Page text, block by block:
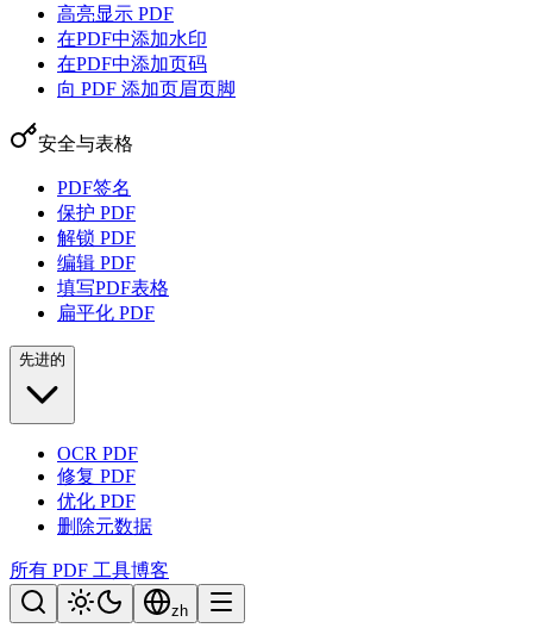
高亮显示 PDF
在PDF中添加水印
在PDF中添加页码
向 PDF 添加页眉页脚
安全与表格
PDF签名
保护 PDF
解锁 PDF
编辑 PDF
填写PDF表格
扁平化 PDF
先进的
OCR PDF
修复 PDF
优化 PDF
删除元数据
所有 PDF 工具博客
zh